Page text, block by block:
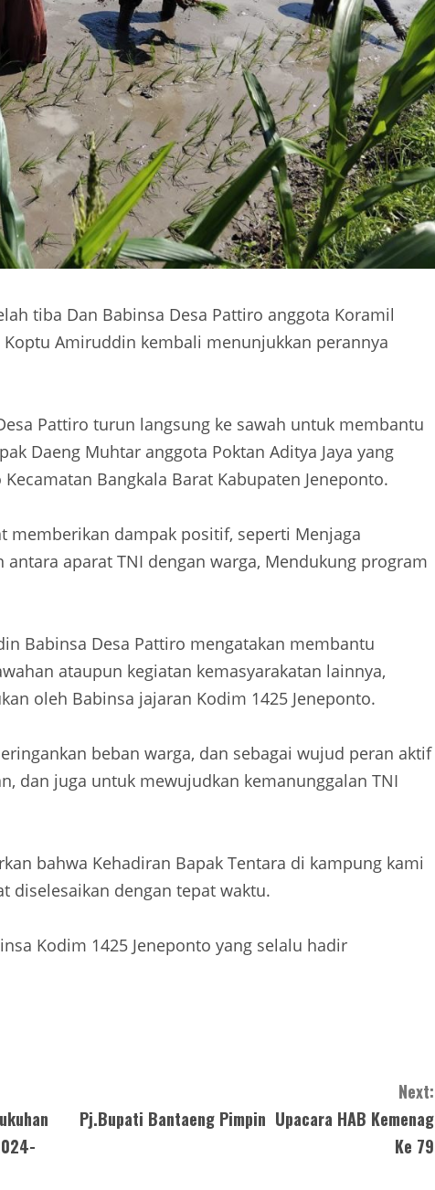
tiba Dan Babinsa Desa Pattiro anggota Koramil
Koptu Amiruddin kembali menunjukkan perannya
Pattiro turun langsung ke sawah untuk membantu
Daeng Muhtar anggota Poktan Aditya Jaya yang
Bangkala Barat Kabupaten Jeneponto.
memberikan dampak positif, seperti Menjaga
aparat TNI dengan warga, Mendukung program
Babinsa Desa Pattiro mengatakan membantu
ataupun kegiatan kemasyarakatan lainnya,
oleh Babinsa jajaran Kodim 1425 Jeneponto.
beban warga, dan sebagai wujud peran aktif
dan juga untuk mewujudkan kemanunggalan TNI
bahwa Kehadiran Bapak Tentara di kampung kami
diselesaikan dengan tepat waktu.
Kodim 1425 Jeneponto yang selalu hadir
Next:
Pj.Bupati Bantaeng Pimpin Upacara HAB Kemenag
Ke 79